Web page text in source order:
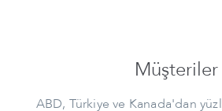
Müşteriler
ABD, Türkiye ve Kanada'dan